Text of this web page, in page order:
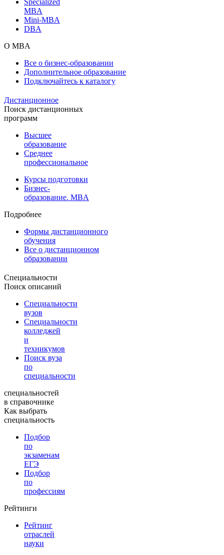
MBA
Mini-MBA
DBA
О MBA
Все о бизнес-образовании
Дополнительное образование
Подключайтесь к каталогу
Дистанционное
Поиск дистанционных
программ
Высшее
образование
Среднее
профессиональное
Курсы подготовки
Бизнес-
образование. MBA
Подробнее
Формы дистанционного
обучения
Все о дистанционном
образовании
Специальности
Поиск описаний
Специальности
вузов
Специальности
колледжей
и
техникумов
Поиск вуза
по
специальности
специальностей
в справочнике
Как выбрать
специальность
Подбор
по
экзаменам
ЕГЭ
Подбор
по
профессиям
Рейтинги
Рейтинг
отраслей
науки